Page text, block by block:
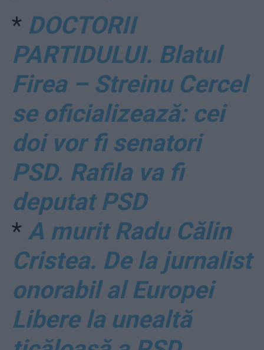
* DOCTORII
PARTIDULUI. Blatul
Firea – Streinu Cercel
se oficializează: cei
doi vor fi senatori
PSD. Rafila va fi
deputat PSD
* A murit Radu Călin
Cristea. De la jurnalist
onorabil al Europei
Libere la unealtă